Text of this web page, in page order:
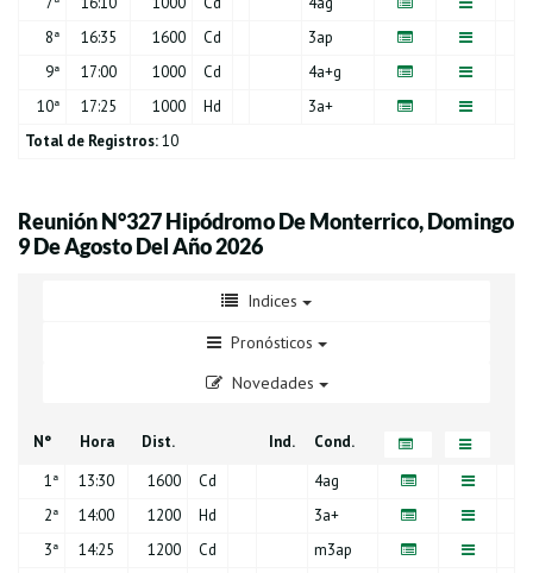
8ª 16:35 1600 Cd
3ap
9ª 17:00 1000 Cd
4a+g
10ª 17:25 1000 Hd
3a+
Total de Registros:10
Reunión N°327 Hipódromo De Monterrico, Domingo
9 De Agosto Del Año 2026
Indices
Pronósticos
Novedades
N° Hora Dist. Ind.
Cond.
1ª 13:30 1600 Cd
4ag
2ª 14:00 1200 Hd
3a+
3ª 14:25 1200 Cd
m3ap